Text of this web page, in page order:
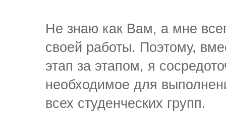
Не знаю как Вам, а мне
своей работы. Поэтому,
этап за этапом, я
необходимое для
всех студенческих групп.